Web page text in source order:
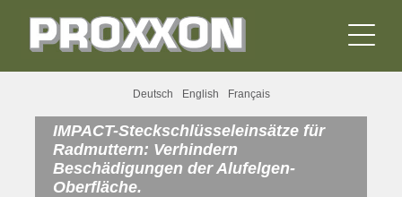
Deutsch English Français
IMPACT-Steckschlüsseleinsätze für
Radmuttern: Verhindern
Beschädigungen der Alufelgen-
Oberfläche.